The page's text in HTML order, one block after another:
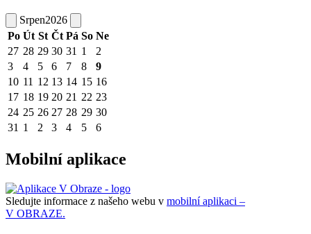
Srpen2026
Po Út St Čt Pá So Ne
27 28 29 30 31 1
2
3
4 5 6 7 8
9
10 11 12 13 14 15 16
17 18 19 20 21 22 23
24 25 26 27 28 29 30
31 1 2 3 4 5 6
Mobilní aplikace
Sledujte informace z našeho webu v mobilní aplikaci –
V OBRAZE.